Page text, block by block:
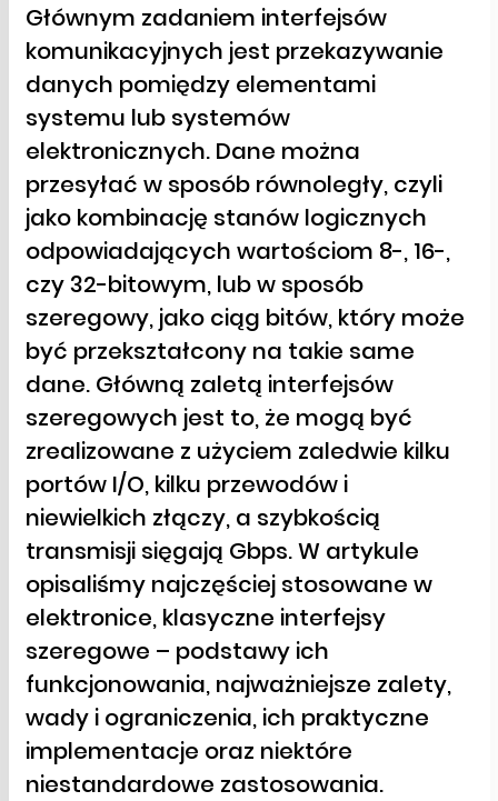
Głównym zadaniem interfejsów
komunikacyjnych jest przekazywanie
danych pomiędzy elementami
systemu lub systemów
elektronicznych. Dane można
przesyłać w sposób równoległy, czyli
jako kombinację stanów logicznych
odpowiadających wartościom 8-, 16-,
czy 32-bitowym, lub w sposób
szeregowy, jako ciąg bitów, który może
być przekształcony na takie same
dane. Główną zaletą interfejsów
szeregowych jest to, że mogą być
zrealizowane z użyciem zaledwie kilku
portów I/O, kilku przewodów i
niewielkich złączy, a szybkością
transmisji sięgają Gbps. W artykule
opisaliśmy najczęściej stosowane w
elektronice, klasyczne interfejsy
szeregowe – podstawy ich
funkcjonowania, najważniejsze zalety,
wady i ograniczenia, ich praktyczne
implementacje oraz niektóre
niestandardowe zastosowania.